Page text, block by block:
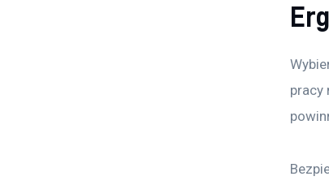
pracy